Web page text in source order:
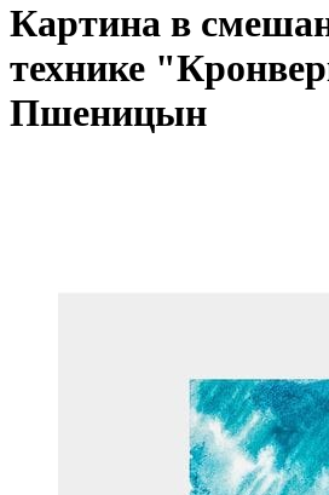
Картина в
технике
Пшеницын